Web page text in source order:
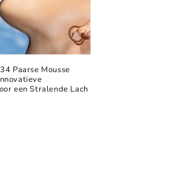
Paarse Mousse
een Stralende Lach